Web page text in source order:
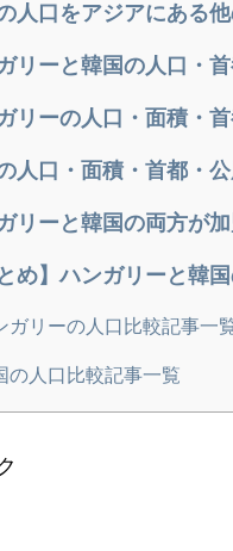
人口をアジアにある
リーと韓国の人口・
リーの人口・面積・
人口・面積・首都・
リーと韓国の両方が
とめ】ハンガリーと韓
ガリーの人口比較記事一
の人口比較記事一覧